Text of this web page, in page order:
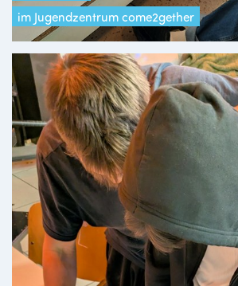
im Jugendzentrum come2gether